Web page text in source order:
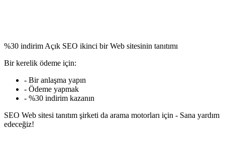
%30 indirim Açık SEO ikinci bir Web sitesinin tanıtımı
Bir kerelik ödeme için:
- Bir anlaşma yapın
- Ödeme yapmak
- %30 indirim kazanın
SEO Web sitesi tanıtım şirketi da arama motorları için - Sana yardım
edeceğiz!